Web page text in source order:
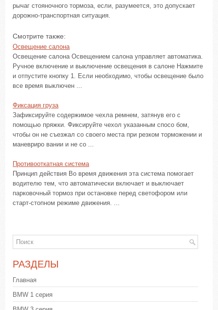
рычаг стояночного тормоза, если, разумеется, это допускает
дорожно-транспортная ситуация.
Смотрите также:
Освещение салона
Освещение салона Освещением салона управляет автоматика.
Ручное включение и выключение освещения в салоне Нажмите
и отпустите кнопку 1. Если необходимо, чтобы освещение было
все время выключен ...
Фиксация груза
Зафиксируйте содержимое чехла ремнем, затянув его с
помощью пряжки. Фиксируйте чехол указанным спосо бом,
чтобы он не съезжал со своего места при резком торможении и
маневриро вании и не со ...
Противооткатная система
Принцип действия Во время движения эта система помогает
водителю тем, что автоматически включает и выключает
парковочный тормоз при остановке перед светофором или
старт-стопном режиме движения. ...
РАЗДЕЛЫ
Главная
BMW 1 серия